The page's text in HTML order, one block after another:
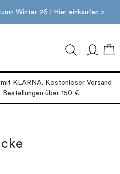
Winter 26 | Hier einkaufen >
KLARNA. Kostenloser Versand
über 150 €.